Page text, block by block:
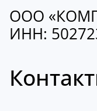
ООО
ИНН: